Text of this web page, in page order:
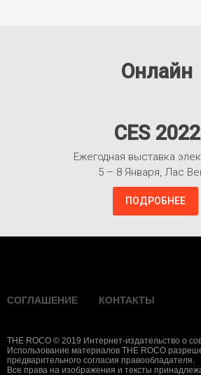
Онлайн
CES 2022
Ежегодная выставка
5 – 8 Января, Лас
ПОДРОБНЕЕ
СОГЛАШЕНИЕ КОНТАКТЫ
THE ROCO © 2019 Интернет-издательство о
Использование материалов THE ROCO
предварительного согласия правообладателя.
Все права на изображения и тексты